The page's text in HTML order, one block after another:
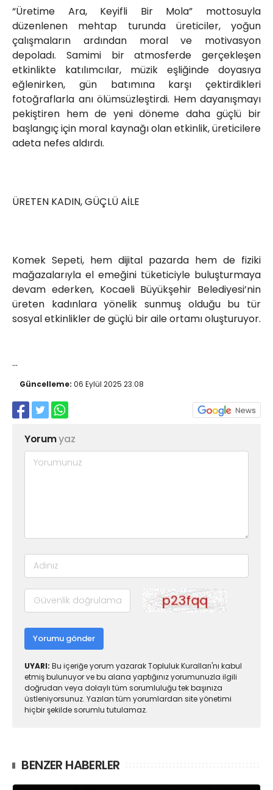
“Üretime Ara, Keyifli Bir Mola” mottosuyla
düzenlenen mehtap turunda üreticiler, yoğun
çalışmaların ardından moral ve motivasyon
depoladı. Samimi bir atmosferde gerçekleşen
etkinlikte katılımcılar, müzik eşliğinde doyasıya
eğlenirken, gün batımına karşı çektirdikleri
fotoğraflarla anı ölümsüzleştirdi. Hem dayanışmayı
pekiştiren hem de yeni döneme daha güçlü bir
başlangıç için moral kaynağı olan etkinlik, üreticilere
adeta nefes aldırdı.
ÜRETEN KADIN, GÜÇLÜ AİLE
Komek Sepeti, hem dijital pazarda hem de fiziki
mağazalarıyla el emeğini tüketiciyle buluşturmaya
devam ederken, Kocaeli Büyükşehir Belediyesi’nin
üreten kadınlara yönelik sunmuş olduğu bu tür
sosyal etkinlikler de güçlü bir aile ortamı oluşturuyor.
...
Güncelleme: 06 Eylül 2025 23:08
Yorumyaz
Yorumu gönder
UYARI: Bu içeriğe yorum yazarak Topluluk Kuralları'nı kabul
etmiş bulunuyor ve bu alana yaptığınız yorumunuzla ilgili
doğrudan veya dolaylı tüm sorumluluğu tek başınıza
üstleniyorsunuz. Yazılan tüm yorumlardan site yönetimi
hiçbir şekilde sorumlu tutulamaz.
BENZER HABERLER